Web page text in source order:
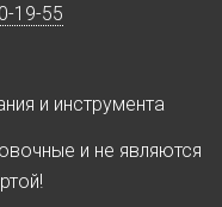
19-55
и инструмента
и не являются